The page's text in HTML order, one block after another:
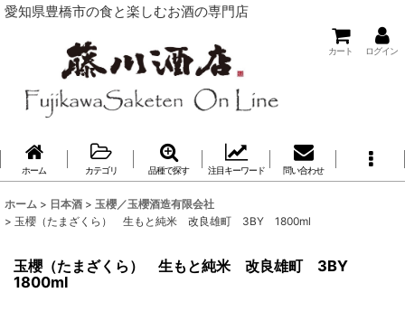
愛知県豊橋市の食と楽しむお酒の専門店
カート ログイン
ホーム カテゴリ 品種で探す 注目キーワード 問い合わせ
ホーム > 日本酒 > 玉櫻／玉櫻酒造有限会社
> 玉櫻（たまざくら） 生もと純米 改良雄町 3BY 1800ml
玉櫻（たまざくら） 生もと純米 改良雄町 3BY
1800ml